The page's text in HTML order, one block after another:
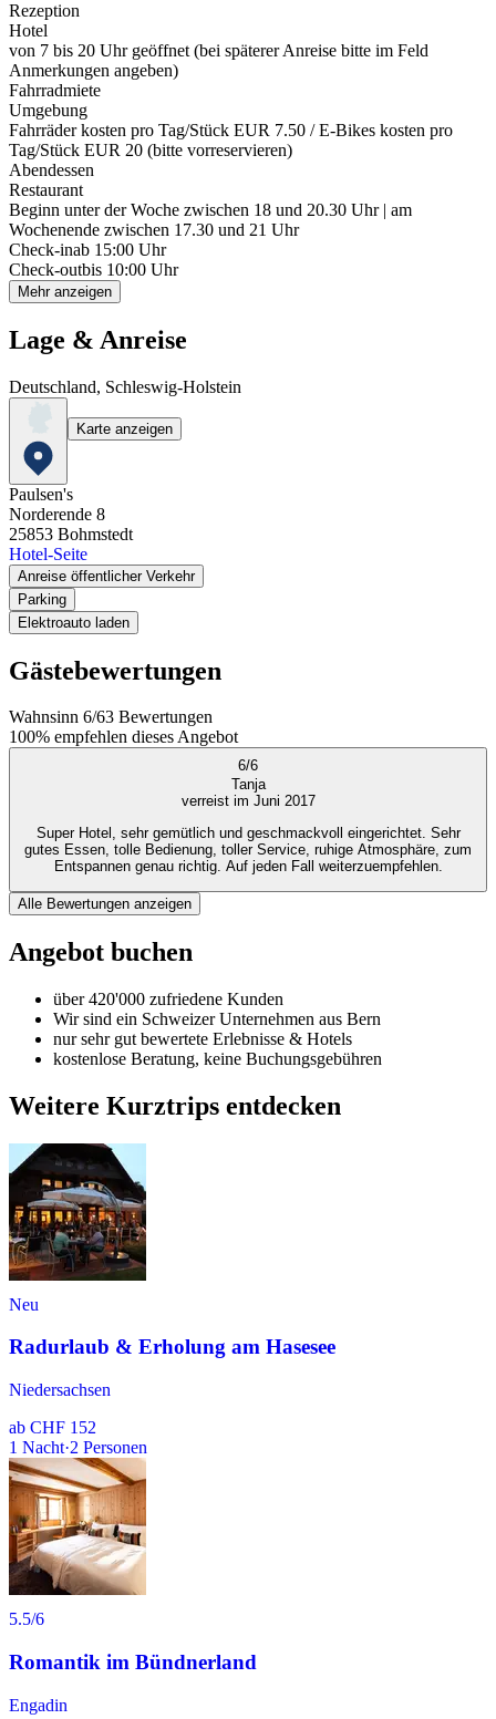
Rezeption
Hotel
von 7 bis 20 Uhr geöffnet (bei späterer Anreise bitte im Feld
Anmerkungen angeben)
Fahrradmiete
Umgebung
Fahrräder kosten pro Tag/Stück EUR 7.50 / E-Bikes kosten pro
Tag/Stück EUR 20 (bitte vorreservieren)
Abendessen
Restaurant
Beginn unter der Woche zwischen 18 und 20.30 Uhr | am
Wochenende zwischen 17.30 und 21 Uhr
Check-inab 15:00 Uhr
Check-outbis 10:00 Uhr
Mehr anzeigen
Lage & Anreise
Deutschland, Schleswig-Holstein
Karte anzeigen
Paulsen's
Norderende 8
25853 Bohmstedt
Hotel-Seite
Anreise öffentlicher Verkehr
Parking
Elektroauto laden
Gästebewertungen
Wahnsinn 6/63 Bewertungen
100% empfehlen dieses Angebot
6/6
Tanja
verreist im Juni 2017
Super Hotel, sehr gemütlich und geschmackvoll eingerichtet. Sehr
gutes Essen, tolle Bedienung, toller Service, ruhige Atmosphäre, zum
Entspannen genau richtig. Auf jeden Fall weiterzuempfehlen.
Alle Bewertungen anzeigen
Angebot buchen
über 420'000 zufriedene Kunden
Wir sind ein Schweizer Unternehmen aus Bern
nur sehr gut bewertete Erlebnisse & Hotels
kostenlose Beratung, keine Buchungsgebühren
Weitere Kurztrips entdecken
Neu
Radurlaub & Erholung am Hasesee
Niedersachsen
ab CHF 152
1 Nacht·2 Personen
5.5/6
Romantik im Bündnerland
Engadin